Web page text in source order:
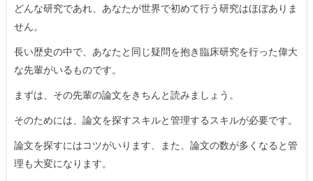
どんな研究であれ、あなたが世界で初めて行う研究はほぼありま
せん。
長い歴史の中で、あなたと同じ疑問を抱き臨床研究を行った偉大
な先輩がいるものです。
まずは、その先輩の論文をきちんと読みましょう。
そのためには、論文を探すスキルと管理するスキルが必要です。
論文を探すにはコツがいります、また、論文の数が多くなると管
理も大変になります。